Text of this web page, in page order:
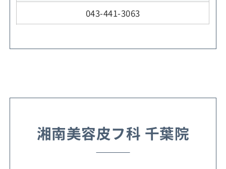
043-441-3063
湘南美容皮フ科 千葉院